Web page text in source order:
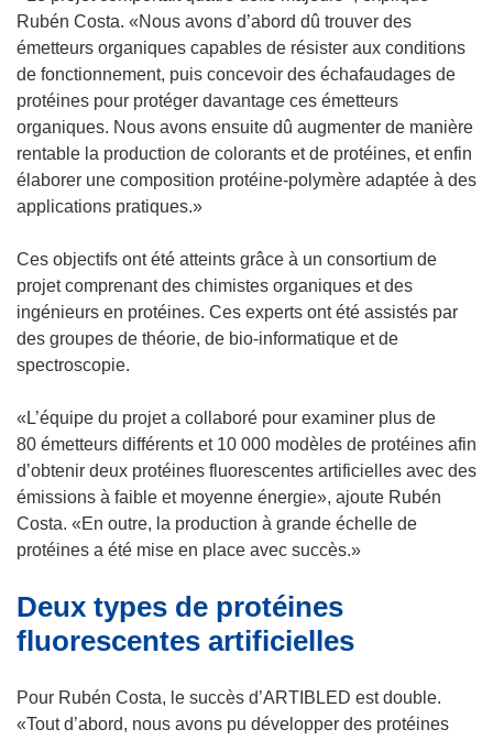
u
l
l
e
n
o
u
v
e
l
l
e
n
ê
t
)
Rubén Costa. «Nous avons d’abord dû trouver des
émetteurs organiques capables de résister aux conditions
de fonctionnement, puis concevoir des échafaudages de
protéines pour protéger davantage ces émetteurs
organiques. Nous avons ensuite dû augmenter de manière
rentable la production de colorants et de protéines, et enfin
élaborer une composition protéine-polymère adaptée à des
applications pratiques.»
Ces objectifs ont été atteints grâce à un consortium de
projet comprenant des chimistes organiques et des
ingénieurs en protéines. Ces experts ont été assistés par
des groupes de théorie, de bio-informatique et de
spectroscopie.
«L’équipe du projet a collaboré pour examiner plus de
80 émetteurs différents et 10 000 modèles de protéines afin
d’obtenir deux protéines fluorescentes artificielles avec des
émissions à faible et moyenne énergie», ajoute Rubén
Costa. «En outre, la production à grande échelle de
protéines a été mise en place avec succès.»
Deux types de protéines
fluorescentes artificielles
Pour Rubén Costa, le succès d’ARTIBLED est double.
«Tout d’abord, nous avons pu développer des protéines